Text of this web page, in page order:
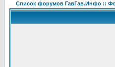
Список форумов ГавГав.Инфо ::